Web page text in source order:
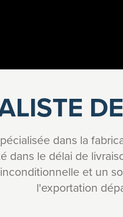
dans la
dans le délai de
et un
l'exportation